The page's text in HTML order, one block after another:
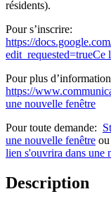
résidents).
Pour s’inscrire:
https://
edit_requested=trueCe
Pour plus
https://
une nouvelle fenêtre
Pour toute demande:
une nouvelle fenêtre ou
lien s'ouvrira dans une
Description